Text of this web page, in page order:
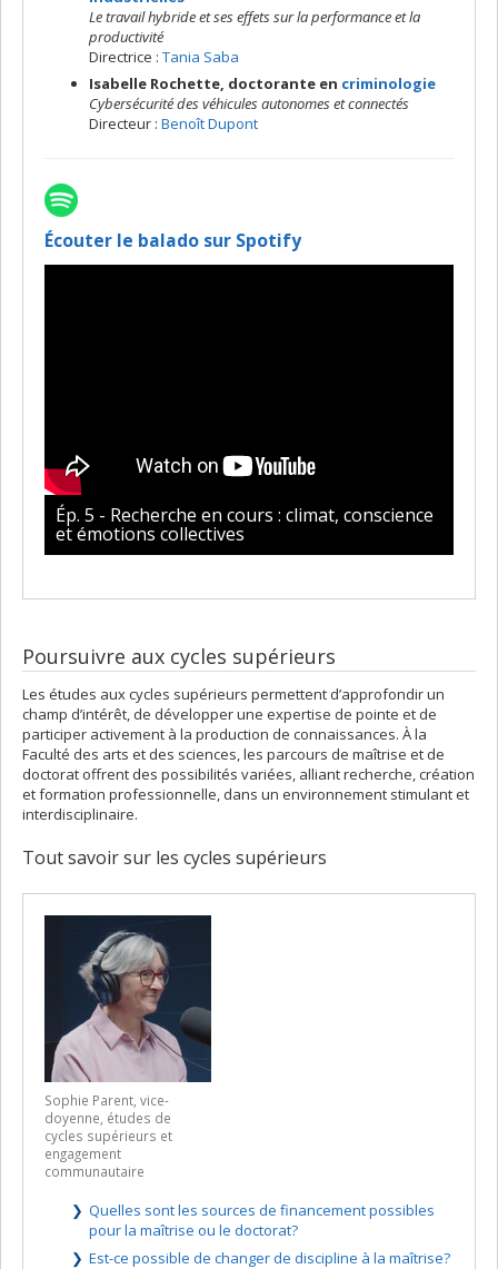
Le travail hybride et ses effets sur la performance et la
productivité
Directrice : Tania Saba
Isabelle Rochette, doctorante en criminologie
Cybersécurité des véhicules autonomes et connectés
Directeur : Benoît Dupont
Écouter le balado sur Spotify
Ép. 5 - Recherche en cours : climat, conscience
et émotions collectives
Poursuivre aux cycles supérieurs
Les études aux cycles supérieurs permettent d’approfondir un
champ d’intérêt, de développer une expertise de pointe et de
participer activement à la production de connaissances. À la
Faculté des arts et des sciences, les parcours de maîtrise et de
doctorat offrent des possibilités variées, alliant recherche, création
et formation professionnelle, dans un environnement stimulant et
interdisciplinaire.
Tout savoir sur les cycles supérieurs
Sophie Parent, vice-
doyenne, études de
cycles supérieurs et
engagement
communautaire
Quelles sont les sources de financement possibles
pour la maîtrise ou le doctorat?
Est-ce possible de changer de discipline à la maîtrise?